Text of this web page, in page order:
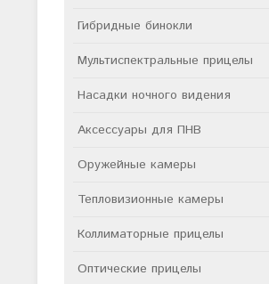
Гибридные бинокли
Мультиспектральные прицелы
Насадки ночного видения
Аксессуары для ПНВ
Оружейные камеры
Тепловизионные камеры
Коллиматорные прицелы
Оптические прицелы